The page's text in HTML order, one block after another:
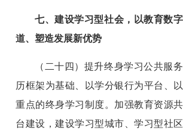
七、建设学习型社会，以教育数
道、塑造发展新优势
（二十四）提升终身学习公共服
历框架为基础、以学分银行为平台、
重点的终身学习制度。加强教育资源
台建设，建设学习型城市、学习型社